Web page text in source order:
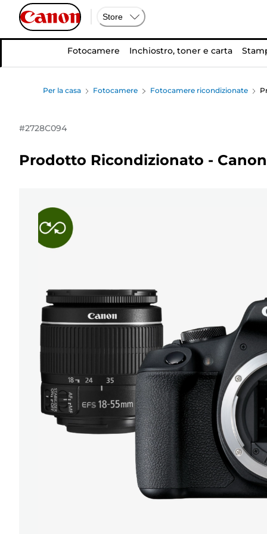
Store
Fotocamere Inchiostro, toner e carta
Per la casa Fotocamere Fotocamere ricondizionate
#2728C094
Prodotto Ricondizionato - Canon